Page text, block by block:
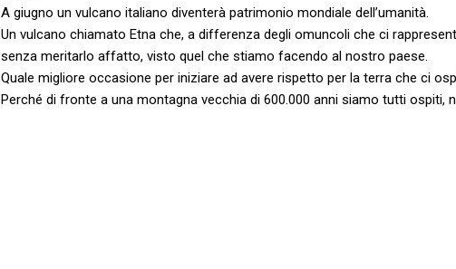
A giugno un vulcano italiano diventerà patrimonio mondiale dell’umanità.
Un vulcano chiamato Etna che, a differenza degli omuncoli che ci
senza meritarlo affatto, visto quel che stiamo facendo al nostro paese.
Quale migliore occasione per iniziare ad avere rispetto per la terra che ci
Perché di fronte a una montagna vecchia di 600.000 anni siamo tutti ospiti,